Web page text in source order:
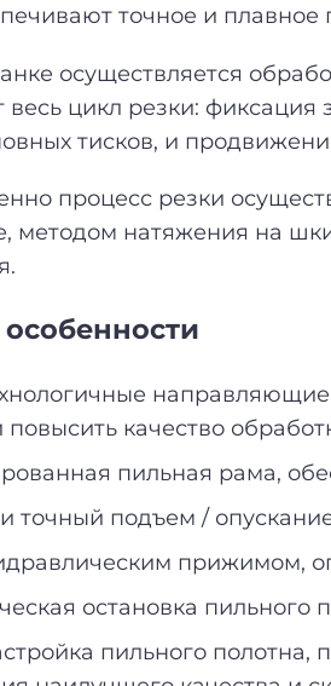
точное и
осуществляется
весь цикл резки:
тисков, и
процесс резки
методом натяжения на
повысить качество
пильная рама,
точный подъем /
прижимом,
остановка
пильного полотна,